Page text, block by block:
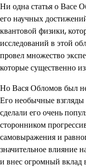
Ни одна статья о Васе
его научных
квантовой физики,
исследований в этой
провел множество
которые существенно
Но Вася Обломов был
Его необычные
сделали его очень
сторонником
самовыражения и
значительное влияние
и внес огромный вклад